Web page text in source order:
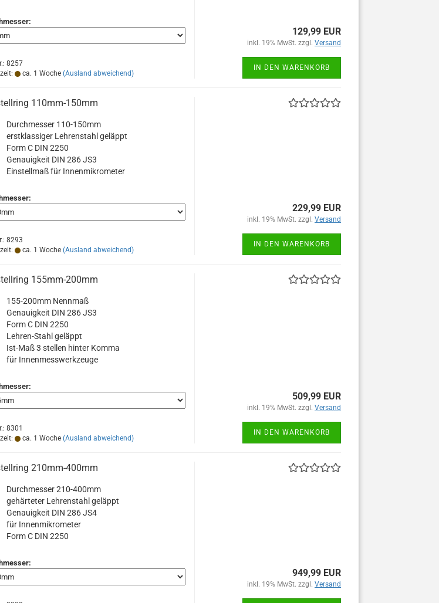
8257
ca. 1 Woche (Ausland abweichend)
129,99 EUR
inkl. 19% MwSt. zzgl. Versand
IN DEN WARENKORB
110mm-150mm
Durchmesser 110-150mm
erstklassiger Lehrenstahl geläppt
Form C DIN 2250
Genauigkeit DIN 286 JS3
Einstellmaß für Innenmikrometer
8293
ca. 1 Woche (Ausland abweichend)
229,99 EUR
inkl. 19% MwSt. zzgl. Versand
IN DEN WARENKORB
155mm-200mm
155-200mm Nennmaß
Genauigkeit DIN 286 JS3
Form C DIN 2250
Lehren-Stahl geläppt
Ist-Maß 3 stellen hinter Komma
für Innenmesswerkzeuge
8301
ca. 1 Woche (Ausland abweichend)
509,99 EUR
inkl. 19% MwSt. zzgl. Versand
IN DEN WARENKORB
210mm-400mm
Durchmesser 210-400mm
gehärteter Lehrenstahl geläppt
Genauigkeit DIN 286 JS4
für Innenmikrometer
Form C DIN 2250
949,99 EUR
inkl. 19% MwSt. zzgl. Versand